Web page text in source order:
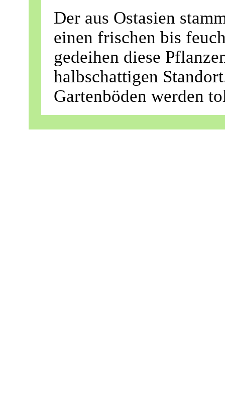
Der aus Ostasien
einen frischen bis
gedeihen diese
halbschattigen
Gartenböden werden